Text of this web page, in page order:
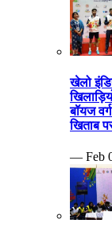
खेलो
बॉयज
खिताब
— Feb